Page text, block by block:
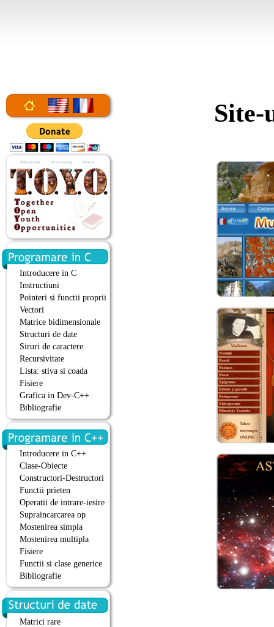
Introducere in C
Instructiuni
Pointeri si functii proprii
Vectori
Matrice bidimensionale
Structuri de date
Siruri de caractere
Recursivitate
Lista: stiva si coada
Fisiere
Grafica in Dev-C++
Bibliografie
Introducere in C++
Clase-Obiecte
Constructori-Destructori
Functii prieten
Operatii de intrare-iesire
Supraincarcarea op
Mostenirea simpla
Mostenirea multipla
Fisiere
Functii si clase generice
Bibliografie
Matrici rare
Site-